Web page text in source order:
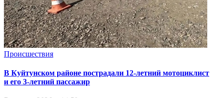
Происшествия
В Куйтунском районе пострадали 12-летний мотоциклист
и его 3-летний пассажир